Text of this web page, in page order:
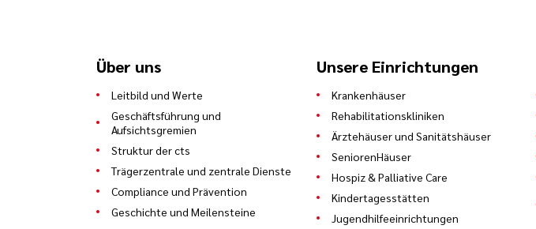
Über uns
Leitbild und Werte
Geschäftsführung und
Aufsichtsgremien
Struktur der cts
Trägerzentrale und zentrale Dienste
Compliance und Prävention
Geschichte und Meilensteine
Unsere Einrichtungen
Krankenhäuser
Rehabilitationskliniken
Ärztehäuser und Sanitätshäuser
SeniorenHäuser
Hospiz & Palliative Care
Kindertagesstätten
Jugendhilfeeinrichtungen